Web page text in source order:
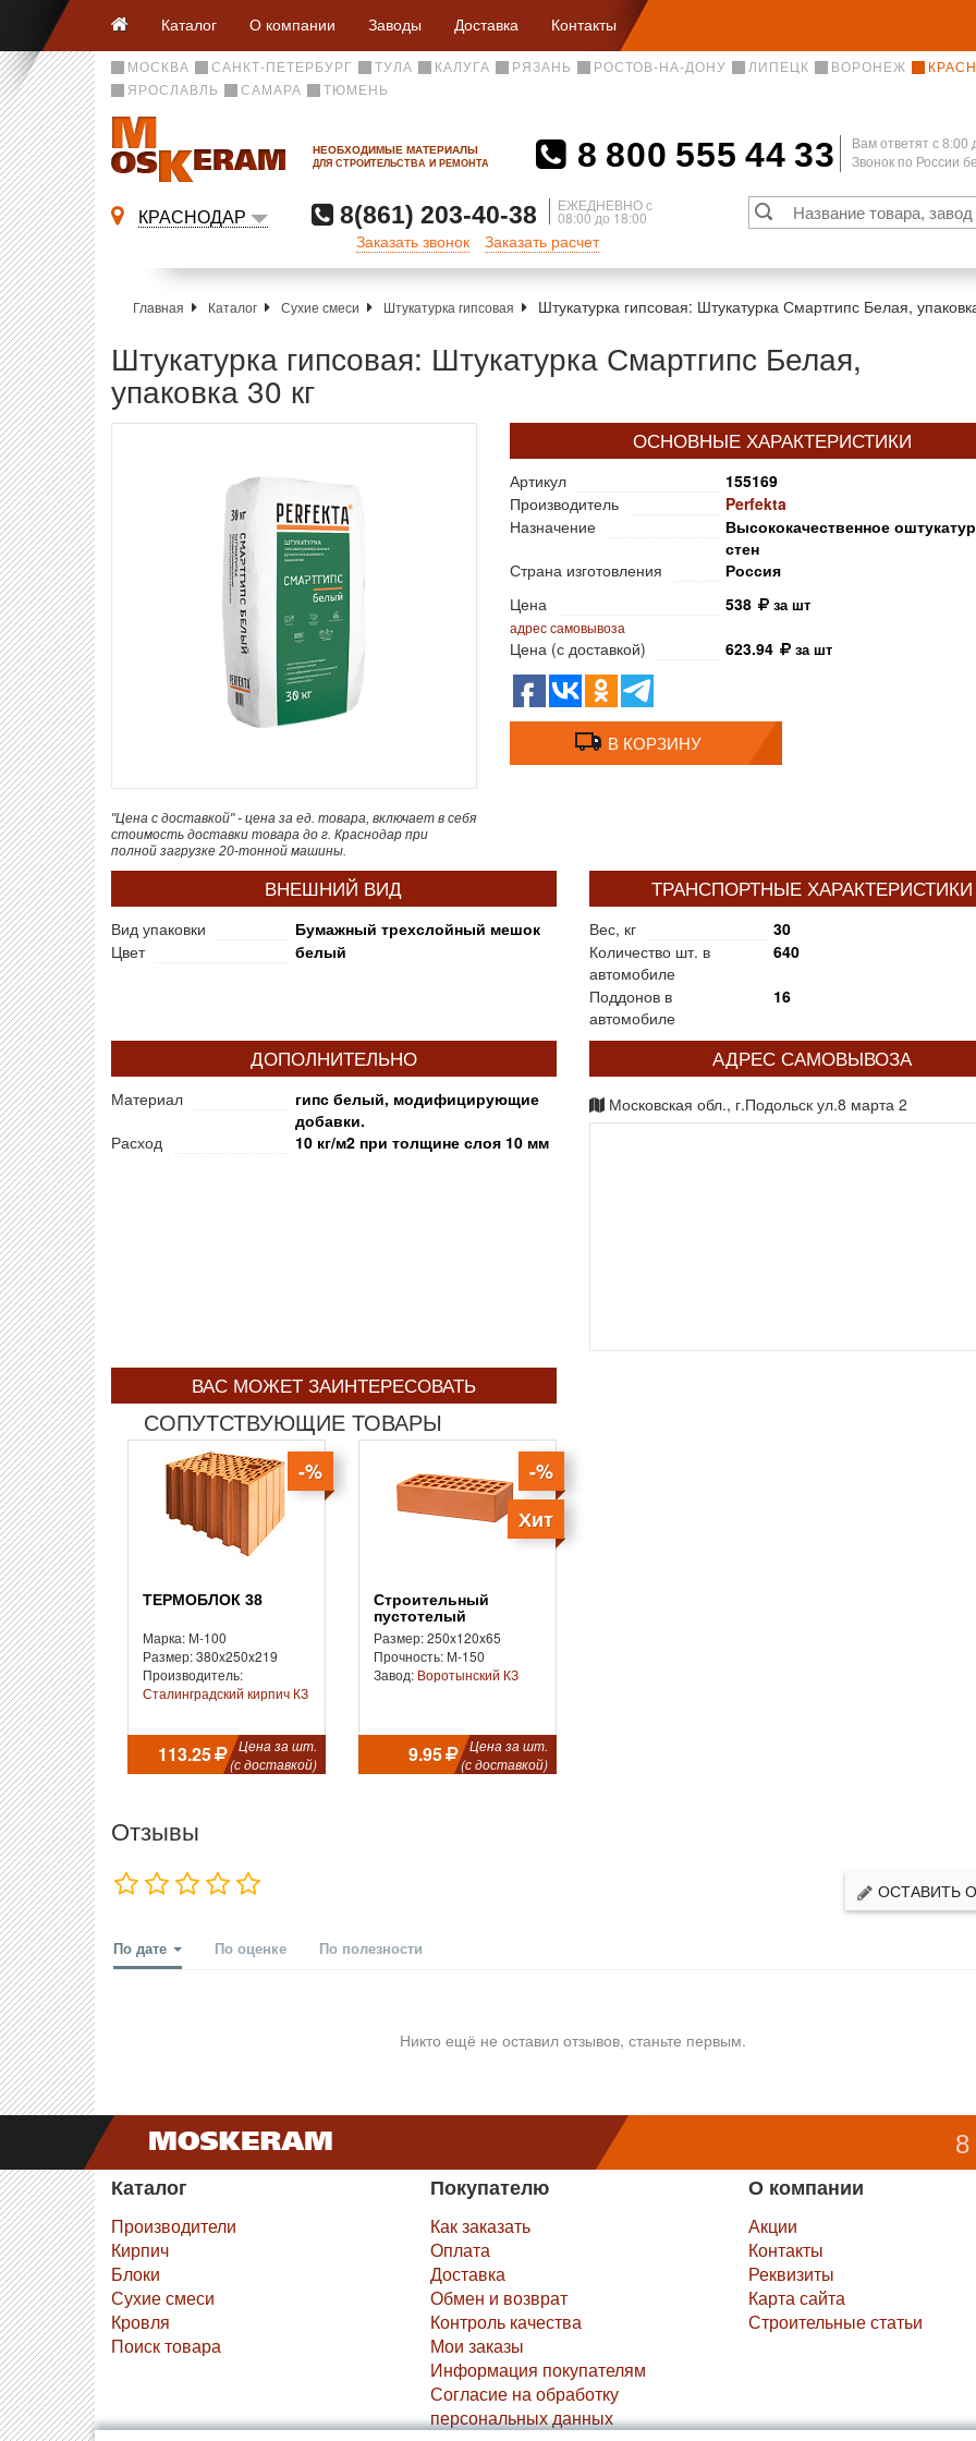
Каталог О компании Заводы Доставка Контакты
МОСКВА САНКТ-ПЕТЕРБУРГ ТУЛА КАЛУГА РЯЗАНЬ РОСТОВ-НА-ДОНУ ЛИПЕЦК ВОРОНЕЖ
ЯРОСЛАВЛЬ
САМАРА ТЮМЕНЬ
НЕОБХОДИМЫЕ МАТЕРИАЛЫ
ДЛЯ СТРОИТЕЛЬСТВА И РЕМОНТА 8 800 555 44 33
Вам ответят c 8:00
Звонок по России
КРАСНОДАР 8(861) 203-40-38 ЕЖЕДНЕВНО с
08:00 до 18:00
Заказать звонок Заказать расчет
Главная Каталог Сухие смеси Штукатурка гипсовая Штукатурка гипсовая: Штукатурка Смартгипс Белая,
Штукатурка гипсовая: Штукатурка Смартгипс Белая,
упаковка 30 кг
"Цена с доставкой" - цена за ед. товара, включает в себя
стоимость доставки товара до г. Краснодар при
полной загрузке 20-тонной машины.
ОСНОВНЫЕ ХАРАКТЕРИСТИКИ
Артикул
155169
Производитель
Perfekta
Назначение
Высококачественное
стен
Страна изготовления
Россия
Цена
538 за шт
адрес самовывоза
Цена (с доставкой) 623.94 за шт
В КОРЗИНУ
ВНЕШНИЙ ВИД
Вид упаковки
Бумажный трехслойный мешок
Цвет
белый
ТРАНСПОРТНЫЕ ХАРАКТЕРИСТИКИ
Вес, кг
30
Количество шт. в
автомобиле
640
Поддонов в
автомобиле
16
ДОПОЛНИТЕЛЬНО
Материал
гипс белый, модифицирующие
добавки.
Расход
10 кг/м2 при толщине слоя 10 мм
АДРЕС САМОВЫВОЗА
Московская обл., г.Подольск ул.8 марта 2
ВАС МОЖЕТ ЗАИНТЕРЕСОВАТЬ
СОПУТСТВУЮЩИЕ ТОВАРЫ
-%
ТЕРМОБЛОК 38
Марка: М-100
Размер: 380x250x219
Производитель:
Сталинградский кирпич КЗ
113.25
Цена за шт.
(с доставкой)
-%
Хит
Строительный
пустотелый
Размер: 250x120x65
Прочность: М-150
Завод: Воротынский КЗ
9.95
Цена за шт.
(с доставкой)
Отзывы
ОСТАВИТЬ
По дате По оценке По полезности
Никто ещё не оставил отзывов, станьте первым.
8
Каталог
Производители
Кирпич
Блоки
Сухие смеси
Кровля
Поиск товара
Покупателю
Как заказать
Оплата
Доставка
Обмен и возврат
Контроль качества
Мои заказы
Информация покупателям
Согласие на обработку
персональных данных
О компании
Акции
Контакты
Реквизиты
Карта сайта
Строительные статьи